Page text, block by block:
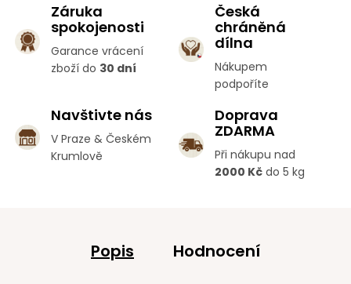
Záruka
spokojenosti
Garance vrácení
zboží do 30 dní
Česká
chráněná
dílna
Nákupem
podpoříte
Navštivte nás
V Praze & Českém
Krumlově
Doprava
ZDARMA
Při nákupu nad
2000 Kč do 5 kg
Popis Hodnocení